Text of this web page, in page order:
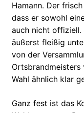
Hamann. Der
dass er sowohl
auch nicht offiziell.
äußerst fleißig
von der
Wahl ähnlich klar
Ganz fest ist das